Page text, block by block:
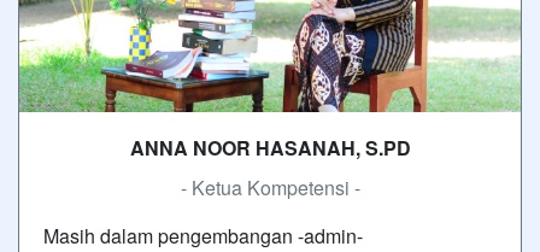
ANNA NOOR HASANAH, S.PD
- Ketua Kompetensi -
Masih dalam pengembangan -admin-